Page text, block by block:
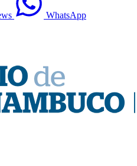
WhatsApp